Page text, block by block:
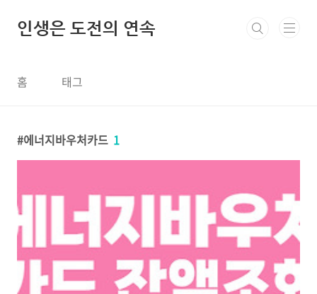
인생은 도전의 연속
홈 태그
에너지바우처카드 1